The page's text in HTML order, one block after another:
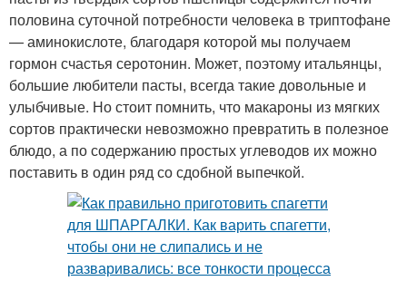
половина суточной потребности человека в триптофане
— аминокислоте, благодаря которой мы получаем
гормон счастья серотонин. Может, поэтому итальянцы,
большие любители пасты, всегда такие довольные и
улыбчивые. Но стоит помнить, что макароны из мягких
сортов практически невозможно превратить в полезное
блюдо, а по содержанию простых углеводов их можно
поставить в один ряд со сдобной выпечкой.